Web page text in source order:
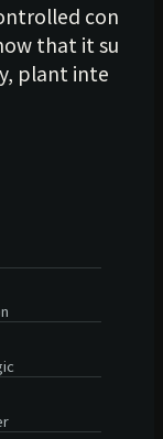
con
that it su
plant inte